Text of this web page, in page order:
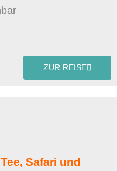
ZUR REISE
Safari und